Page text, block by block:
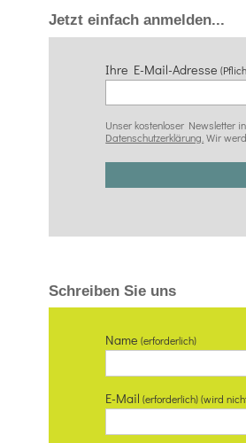
Jetzt einfach anmelden...
Ihre E-Mail-Adresse
Unser kostenloser Newsletter
Datenschutzerklärung. Wir
Schreiben Sie uns
Name(erforderlich)
E-Mail(erforderlich) (wird